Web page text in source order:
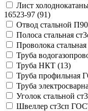
Лист
16523-97 (91)
Отвод стальной
Полоса стальная
Проволока
Труба
Труба НКТ (13)
Труба профильная
Труба
Уголок стальной
Швеллер ст3сп